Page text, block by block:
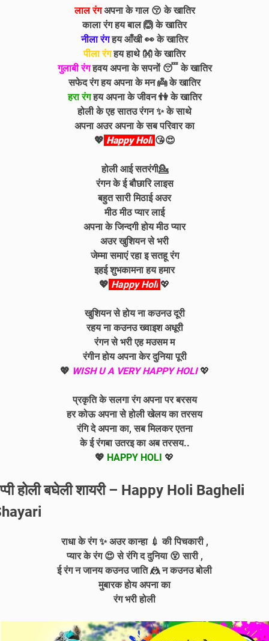
लाल रंगअपना के गाल 😚 के खातिर
काला रंग हय बाल 🙆 केखातिर
नीला रंग हयआँखी 👀 केखातिर
पीला रंग हयहाथे 👐 केखातिर
गुलाबी रंग हवय अपना केसपनों 😴 केखातिर
सफेद रंगहय अपना केमन 👼 केखातिर
हरा रंग हय अपना केजीवन 👫 केखातिर
होली के एह सातउ रंगन ✨ केसाथे
अपना अउर अपना के सब परिवार का
💖 Happy Holi 😘😍
होली आई सतरंगी💁
रंगन के ई बौछारि लाइस
बहुत सारी मिठाई अउर
मीठ मीठ प्यार लाई
अपना के जिन्दगी होय मीठ प्यार
अउर खुशियन से भरी
जेम्मा समाएं रहा इ सतहू रंग
इहई शुभकामना हय हमार
💖 Happy Holi 💖
खुशियन से होय ना कउनउ दूरी
रहय नाकउनउख्वाइश अधूरी
रंगन से भरी एह मउसम म
रंगीन होय अपना केर दुनिया पूरी
💖 WISH U A VERY HAPPY HOLI💖
प्रकृति के सलगा रंग अपना पर बरसय
हर कोऊअपना से होली खेलय का तरसय
रंगि दे अपना का, सब मिलकर एतना
के ई रंगबा उतरइ का अब तरसय..
💖 HAPPY HOLI 💖
होली बघेली शायरी – Happy Holi Bagheli
राधा के रंग ✨ अउर कान्हा 💉 की पिचकारी ,
प्यार के रंग 😍 से रंगि द दुनिया 😵 सारी ,
ई रंग न जानय कउनउ जाति 🤼 न कउनउ बोली
मुबारक होय अपना का
रंग भरी होली